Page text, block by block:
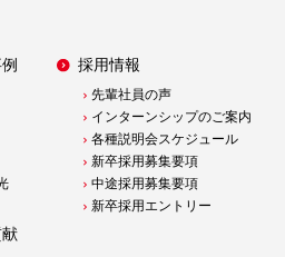
採用情報
先輩社員の声
インターンシップのご案内
各種説明会スケジュール
新卒採用募集要項
中途採用募集要項
新卒採用エントリー